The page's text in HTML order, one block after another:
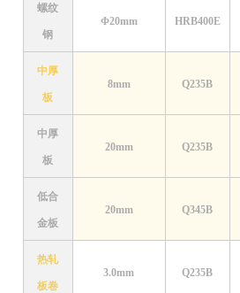
螺纹
钢
Φ20mm HRB400E
中厚
板
8mm Q235B
中厚
板
20mm Q235B
低合
金板
20mm Q345B
热轧
板卷
3.0mm Q235B